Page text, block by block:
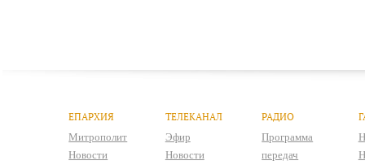
ЕПАРХИЯ
Митрополит
Новости
ТЕЛЕКАНАЛ
Эфир
Новости
РАДИО
Программа
передач